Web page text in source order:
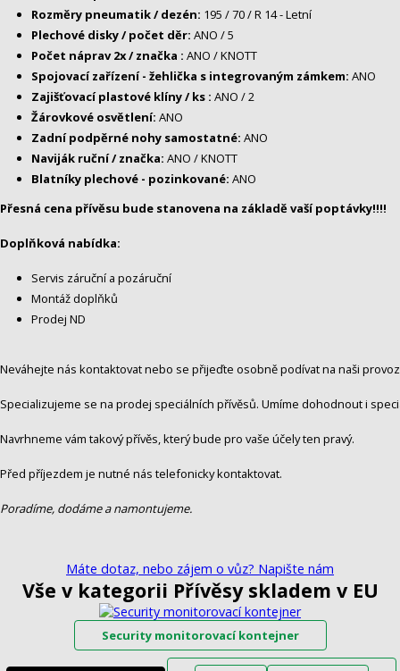
Rozměry pneumatik / dezén: 195 / 70 / R 14 - Letní
Plechové disky / počet děr: ANO / 5
Počet náprav 2x / značka : ANO / KNOTT
Spojovací zařízení - žehlička s integrovaným zámkem: ANO
Zajišťovací plastové klíny / ks : ANO / 2
Žárovkové osvětlení: ANO
Zadní podpěrné nohy samostatné: ANO
Naviják ruční / značka: ANO / KNOTT
Blatníky plechové - pozinkované: ANO
Přesná cena přívěsu bude stanovena na základě vaší poptávky!!!!
Doplňková nabídka:
Servis záruční a pozáruční
Montáž doplňků
Prodej ND
Neváhejte nás kontaktovat nebo se přijeďte osobně podívat na naši
Specializujeme se na prodej speciálních přívěsů. Umíme dohodnout i
Navrhneme vám takový přívěs, který bude pro vaše účely ten pravý.
Před příjezdem je nutné nás telefonicky kontaktovat.
Poradíme, dodáme a namontujeme.
Máte dotaz, nebo zájem o vůz? Napište nám
Vše v kategorii Přívěsy skladem v EU
Security monitorovací kontejner